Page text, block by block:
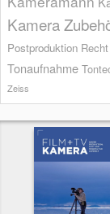
Kamera
Postproduktion Recht
Tonaufnahme
Zeiss